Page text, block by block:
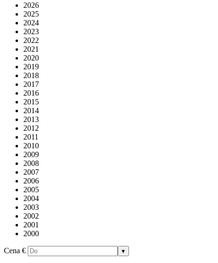
2026
2025
2024
2023
2022
2021
2020
2019
2018
2017
2016
2015
2014
2013
2012
2011
2010
2009
2008
2007
2006
2005
2004
2003
2002
2001
2000
Cena € ▾